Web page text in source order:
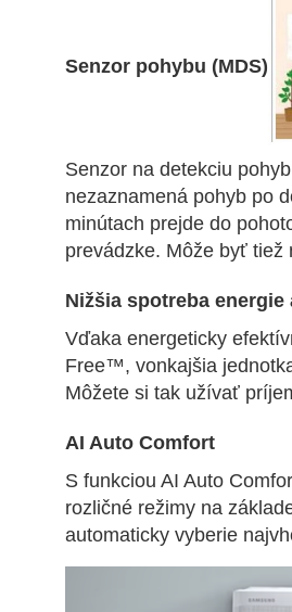
Senzor pohybu (MDS)
Senzor na detekciu
nezaznamená pohyb po
minútach prejde do
prevádzke. Môže byť tiež
Nižšia spotreba energie
Vďaka energeticky
Free™, vonkajšia
Môžete si tak užívať
AI Auto Comfort
S funkciou AI Auto
rozličné režimy na
automaticky vyberie